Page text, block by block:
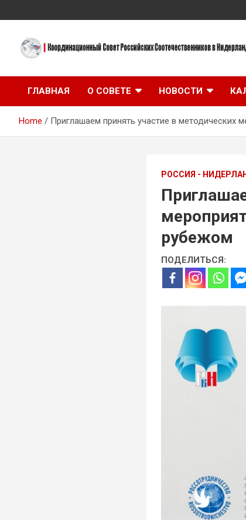
to
Координационный
Совет Российских
Соотечественников
Нидерландах
Нидерландах
ГЛАВНАЯ
О СОВЕТЕ НОВОСТИ
Home Приглашаем принять участие в методических
РОССИЯ -
рубежом
ПОДЕЛИТЬСЯ: